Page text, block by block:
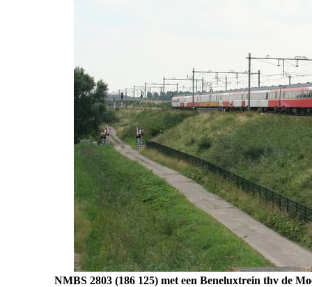
NMBS 2803 (186 125) met een Beneluxtrein thv de